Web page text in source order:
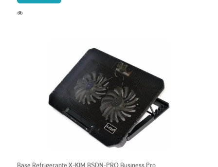
Base Refrigerante X-KIM BSDN-PRO Business Pro